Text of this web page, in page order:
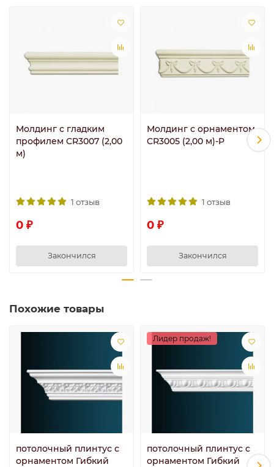
Молдинг с гладким
профилем CR3007 (2,00
м)
1 отзыв
0 ₽
Закончился
Молдинг с орнаментом
CR3005 (2,00 м)-P
1 отзыв
0 ₽
Закончился
Похожие товары
потолочный плинтус с
орнаментом Гибкий
Лидер продаж!
потолочный плинтус с
орнаментом Гибкий